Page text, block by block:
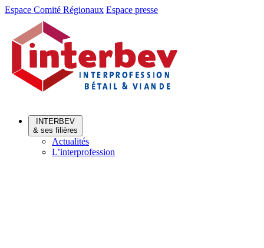
Aller
Aller
contenu
Espace Comité Régionaux Espace presse
INTERBEV
& ses filières
Actualités
L’interprofession